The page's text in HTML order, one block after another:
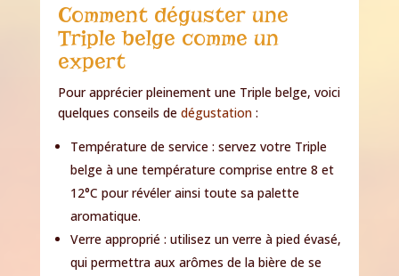
Comment déguster une
Triple belge comme un
expert
Pour apprécier pleinement une Triple belge, voici
quelques conseils de dégustation :
Température de service : servez votre Triple
belge à une température comprise entre 8 et
12°C pour révéler ainsi toute sa palette
aromatique.
Verre approprié : utilisez un verre à pied évasé,
qui permettra aux arômes de la bière de se